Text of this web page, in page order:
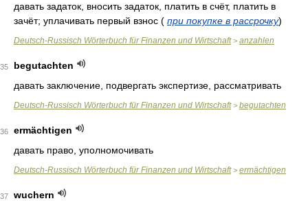
давать задаток, вносить задаток, платить в счёт, платить в
зачёт; уплачивать первый взнос ( при покупке в рассрочку)
Deutsch-Russisch Wörterbuch für Finanzen und Wirtschaft> anzahlen
35
begutachten
давать заключение, подвергать экспертизе, рассматривать
Deutsch-Russisch Wörterbuch für Finanzen und Wirtschaft> begutachten
36
ermächtigen
давать право, уполномочивать
Deutsch-Russisch Wörterbuch für Finanzen und Wirtschaft> ermächtigen
37
wuchern